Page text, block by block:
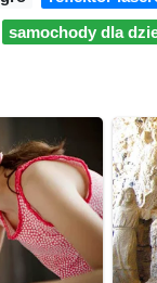
samochody dla